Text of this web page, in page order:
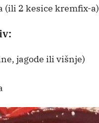
(ili 2 kesice kremfix-a)
jagode ili višnje)